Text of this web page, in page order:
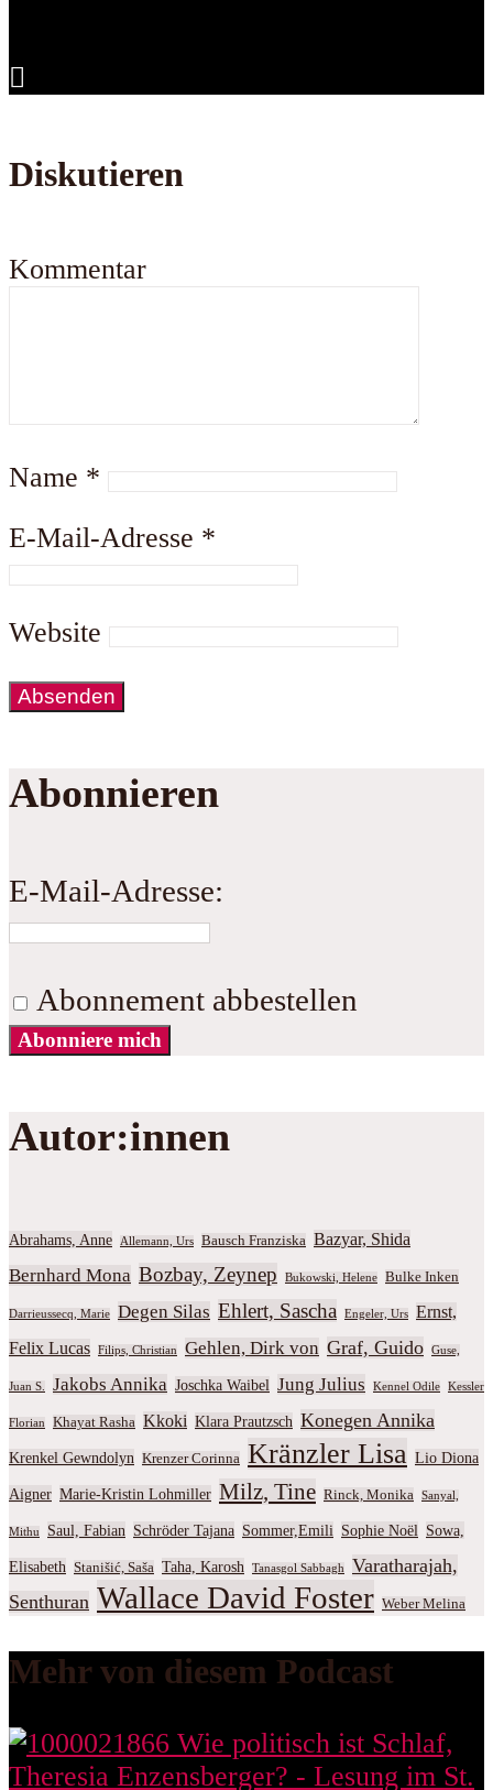
Diskutieren
Kommentar
Name *
E-Mail-Adresse *
Website
Abonnieren
E-Mail-Adresse:
Abonnement abbestellen
Abonniere mich
Autor:innen
Abrahams, Anne Allemann, Urs Bausch Franziska Bazyar, Shida
Bernhard Mona Bozbay, Zeynep Bukowski, Helene Bulke Inken
Darrieussecq, Marie Degen Silas Ehlert, Sascha Engeler, Urs
Ernst,
Felix Lucas
Filips, Christian Gehlen, Dirk von Graf, Guido Guse,
Juan S. Jakobs Annika Joschka Waibel Jung Julius Kennel Odile Kessler
Florian Khayat Rasha Kkoki Klara Prautzsch Konegen Annika
Krenkel Gewndolyn Krenzer Corinna Kränzler Lisa Lio Diona
Aigner Marie-Kristin Lohmiller Milz, Tine Rinck, Monika Sanyal,
Mithu Saul, Fabian Schröder Tajana Sommer,Emili Sophie Noël Sowa,
Elisabeth Stanišić, Saša Taha, Karosh Tanasgol Sabbagh
Varatharajah,
Senthuran Wallace David Foster Weber Melina
Mehr von diesem Podcast